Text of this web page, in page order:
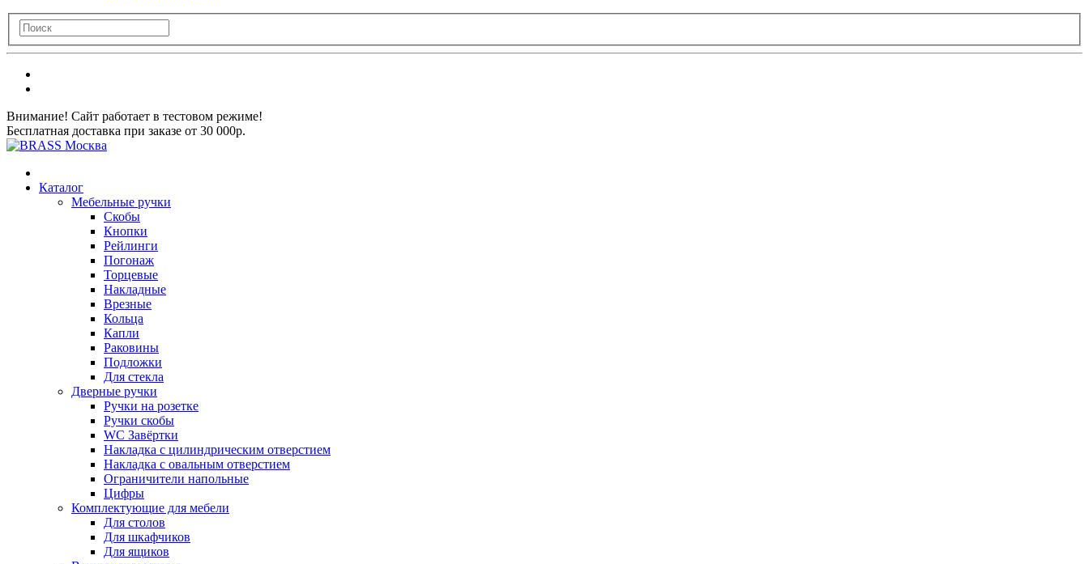
Внимание! Сайт работает в тестовом режиме!
Бесплатная доставка при заказе от 30 000р.
Каталог
Мебельные ручки
Скобы
Кнопки
Рейлинги
Погонаж
Торцевые
Накладные
Врезные
Кольца
Капли
Раковины
Подложки
Для стекла
Дверные ручки
Ручки на розетке
Ручки скобы
WC Завёртки
Накладка с цилиндрическим отверстием
Накладка с овальным отверстием
Ограничители напольные
Цифры
Комплектующие для мебели
Для столов
Для шкафчиков
Для ящиков